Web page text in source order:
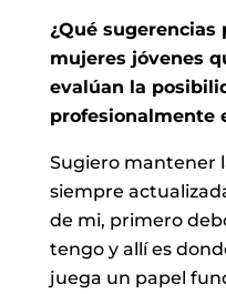
¿Qué sugerencias
mujeres jóvenes
evalúan la
profesionalmente
Sugiero mantener
siempre
de mi, primero
tengo y allí es
juega un papel